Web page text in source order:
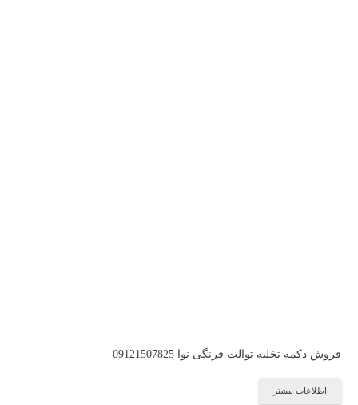
فروش دکمه تخلیه توالت فرنگی نوا 09121507825
اطلاعات بیشتر